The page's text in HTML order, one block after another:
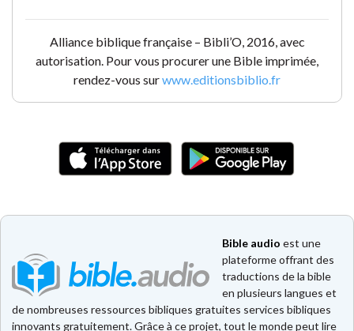
Alliance biblique française – Bibli’O, 2016, avec
autorisation. Pour vous procurer une Bible imprimée,
rendez-vous surwww.editionsbiblio.fr
Bible audio est une
plateforme offrant des
traductions de la bible
en plusieurs langues et
de nombreuses ressources bibliques gratuites services bibliques
innovants gratuitement. Grâce à ce projet, tout le monde peut lire